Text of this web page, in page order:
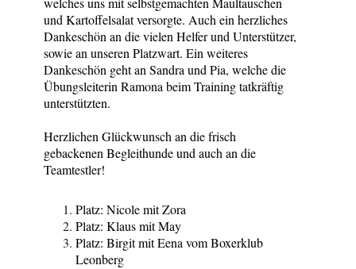
und Kartoffelsalat versorgte. Auch ein herzliches
Dankeschön an die vielen Helfer und Unterstützer,
sowie an unseren Platzwart. Ein weiteres
Dankeschön geht an Sandra und Pia, welche die
Übungsleiterin Ramona beim Training tatkräftig
unterstützten.
Herzlichen Glückwunsch an die frisch
gebackenen Begleithunde und auch an die
Teamtestler!
Platz: Nicole mit Zora
Platz: Klaus mit May
Platz: Birgit mit Eena vom Boxerklub
Leonberg